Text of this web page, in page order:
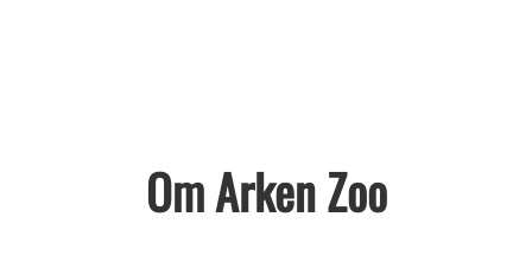
Om Arken Zoo